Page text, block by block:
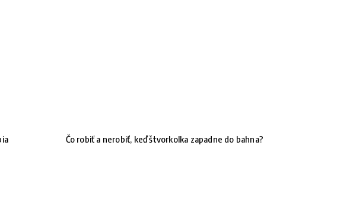
Čo robiť a nerobiť, keď štvorkolka zapadne do bahna?